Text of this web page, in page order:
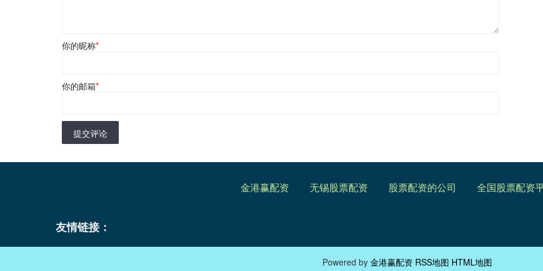
你的昵称*
你的邮箱*
提交评论
金港赢配资 无锡股票配资 股票配资的公司 全国股票配资
友情链接：
Powered by 金港赢配资 RSS地图 HTML地图